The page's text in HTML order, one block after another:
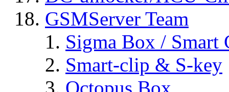
GSMServer Team
Sigma Box / Smart
Smart-clip & S-key